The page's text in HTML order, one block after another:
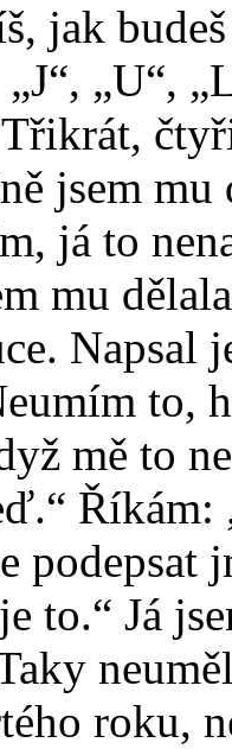
jak
„U“,
jsem
já to
mu
Napsal
to,
mě to
podepsat
to.“ Já
roku,